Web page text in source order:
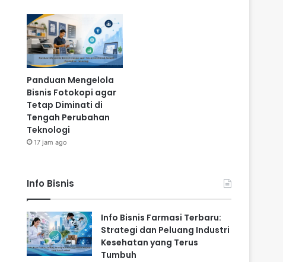
Panduan Mengelola
Bisnis Fotokopi agar
Tetap Diminati di
Tengah Perubahan
Teknologi
17 jam ago
Info Bisnis
Info Bisnis Farmasi Terbaru:
Strategi dan Peluang Industri
Kesehatan yang Terus
Tumbuh